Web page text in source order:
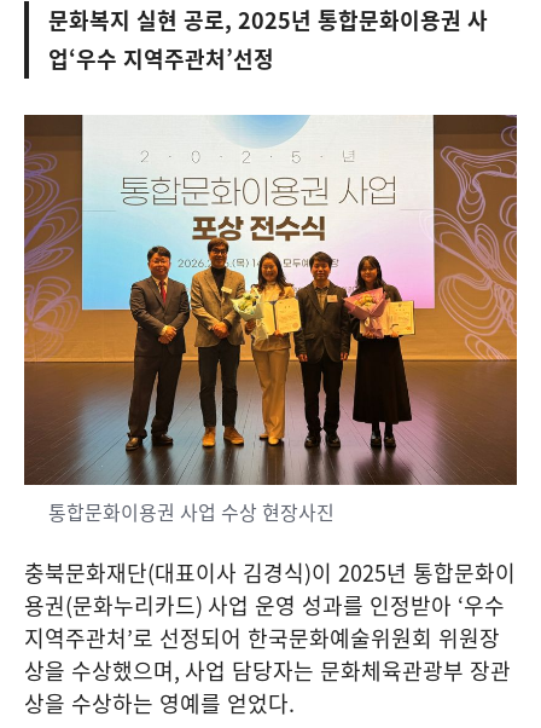
문화복지 실현 공로, 2025년 통합문화이용권 사
업‘우수 지역주관처’선정
통합문화이용권 사업 수상 현장사진
충북문화재단(대표이사 김경식)이 2025년 통합문화이
용권(문화누리카드) 사업 운영 성과를 인정받아 ‘우수
지역주관처’로 선정되어 한국문화예술위원회 위원장
상을 수상했으며, 사업 담당자는 문화체육관광부 장관
상을 수상하는 영예를 얻었다.